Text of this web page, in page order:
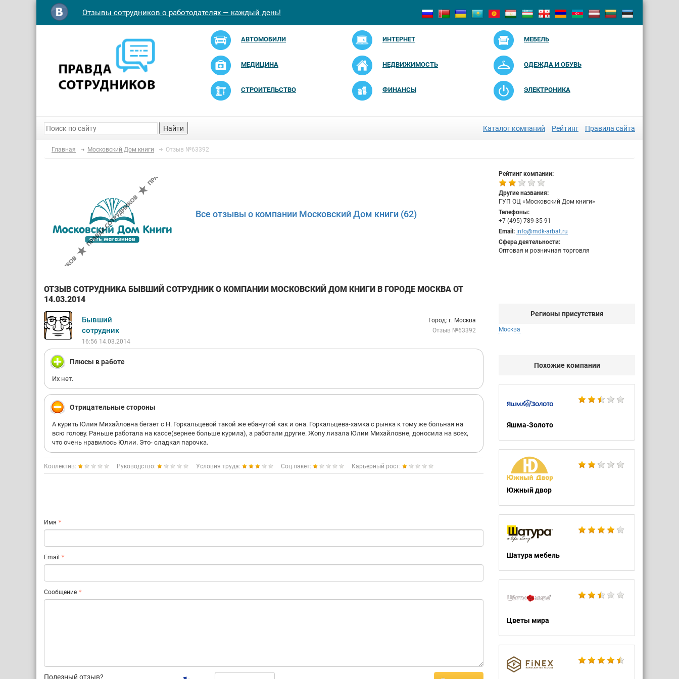
Отзывы сотрудников о работодателях — каждый день!
АВТОМОБИЛИ ИНТЕРНЕТ МЕБЕЛЬ
МЕДИЦИНА НЕДВИЖИМОСТЬ ОДЕЖДА И ОБУВЬ
СТРОИТЕЛЬСТВО ФИНАНСЫ ЭЛЕКТРОНИКА
Найти Каталог компаний Рейтинг Правила сайта
Главная Московский Дом книги Отзыв №63392
Все отзывы о компании Московский Дом книги (62)
Рейтинг компании:
Другие названия:
ГУП ОЦ «Московский Дом книги»
Телефоны:
+7 (495) 789-35-91
Email: info@mdk-arbat.ru
Сфера деятельности:
Оптовая и розничная торговля
ОТЗЫВ СОТРУДНИКА БЫВШИЙ СОТРУДНИК О КОМПАНИИ МОСКОВСКИЙ ДОМ КНИГИ В ГОРОДЕ МОСКВА ОТ
14.03.2014
Бывший
сотрудник
16:56 14.03.2014
Город: г. Москва
Отзыв №63392
Плюсы в работе
Их нет.
Отрицательные стороны
А курить Юлия Михайловна бегает с Н. Горкальцевой такой же ебанутой как и она. Горкальцева-хамка с рынка к тому же больная на
всю голову. Раньше работала на кассе(вернее больше курила), а работали другие. Жопу лизала Юлии Михайловне, доносила на всех,
что очень нравилось Юлии. Это- сладкая парочка.
Коллектив: Руководство: Условия труда: Соц.пакет: Карьерный рост:
Имя
Email
Сообщение
Полезный отзыв?
Регионы присутствия
Москва
Похожие компании
Яшма-Золото
Южный двор
Шатура мебель
Цветы мира